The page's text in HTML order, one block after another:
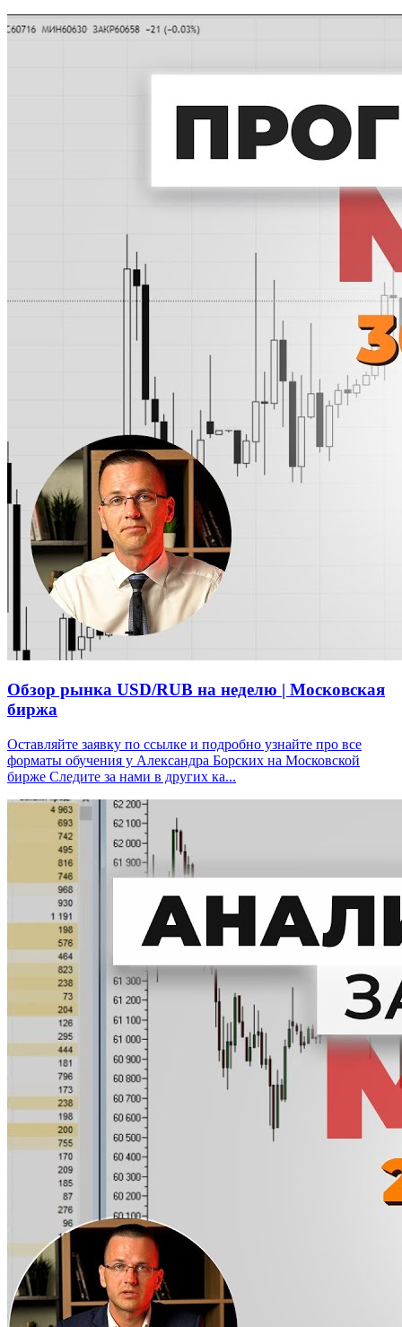
Обзор рынка USD/RUB на неделю | Московская
биржа
Оставляйте заявку по ссылке и подробно узнайте про все
форматы обучения у Александра Борских на Московской
бирже Следите за нами в других ка...